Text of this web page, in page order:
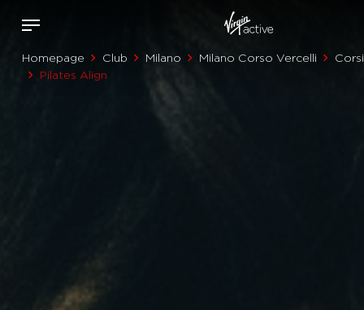
Homepage Club Milano Milano Corso Vercelli
Corsi
Pilates Align